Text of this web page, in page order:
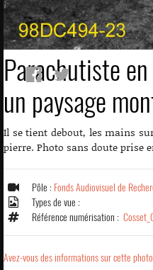
Parachutiste
un paysage
Il se tient debout, les mains
pierre. Photo sans doute prise
Pôle : Fonds Audiovisuel de
Types de vue :
Référence numérisation :
Avez-vous des informations sur cette